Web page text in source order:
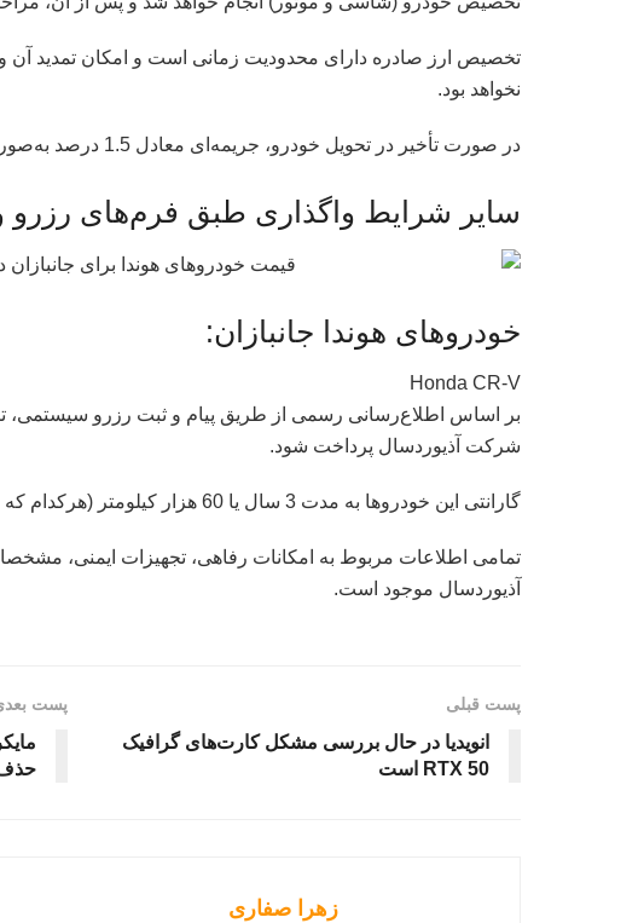
تخصیص ارز صادره دارای محدودیت زمانی است و امکان تمدید آن
نخواهد بود.
در صورت تأخیر در تحویل خودرو، جریمه‌ای معادل 1.5 درصد به‌صورت ماهانه لحاظ خواهد شد.
سایر شرایط واگذاری طبق فرم‌های رزرو
خودروهای هوندا جانبازان:
Honda CR-V
بر اساس اطلاع‌رسانی رسمی از طریق پیام و ثبت رزرو سیستمی،
شرکت آذیوردسال پرداخت شود.
گارانتی این خودروها به مدت 3 سال یا 60 هزار کیلومتر (هرکدام که زودتر فرابرسد) خواهد بود.
تمامی اطلاعات مربوط به امکانات رفاهی، تجهیزات ایمنی،
آذیوردسال موجود است.
پست قبلی
انویدیا در حال بررسی مشکل کارت‌های گرافیک
RTX 50 است
پست
حذف
زهرا صفاری